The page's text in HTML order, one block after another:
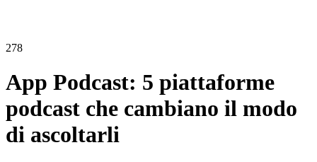
278
App Podcast: 5 piattaforme
podcast che cambiano il modo
di ascoltarli